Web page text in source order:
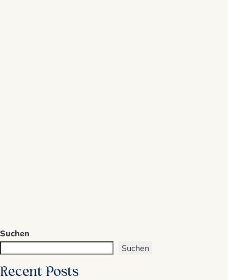
Suchen
Suchen
Recent Posts